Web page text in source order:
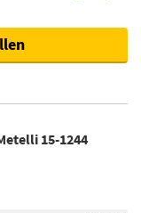
15-1244